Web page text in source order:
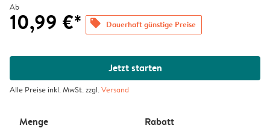
Ab
10,99 €* offers Dauerhaft günstige Preise
Jetzt starten
Alle Preise inkl. MwSt. zzgl.Versand
Menge Rabatt